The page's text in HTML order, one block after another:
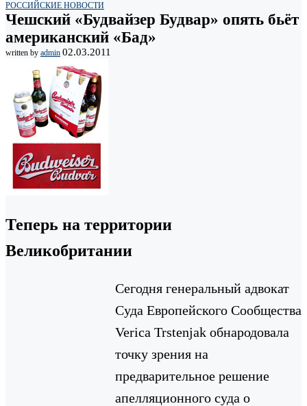
РОССИЙСКИЕ НОВОСТИ
Чешский «Будвайзер Будвар» опять бьёт
американский «Бад»
written by admin 02.03.2011
Теперь на территории
Великобритании
Сегодня генеральный адвокат
Суда Европейского Сообщества
Verica Trstenjak обнародовала
точку зрения на
предварительное решение
апелляционного суда о